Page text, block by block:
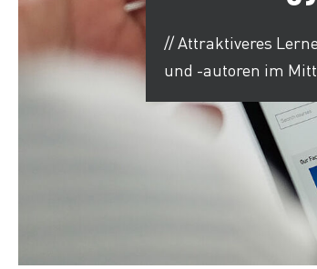
// Attraktiveres
und -autoren im